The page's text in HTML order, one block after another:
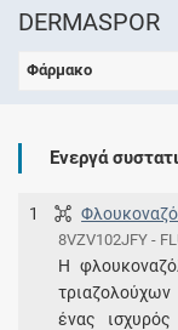
DERMASPOR
Φάρμακο
Ενεργά
1
8VZV102JFY -
Η
τριαζολούχων
ένας